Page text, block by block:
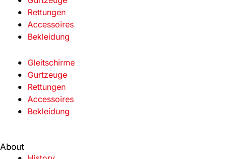
Rettungen
Accessoires
Bekleidung
Gleitschirme
Gurtzeuge
Rettungen
Accessoires
Bekleidung
About